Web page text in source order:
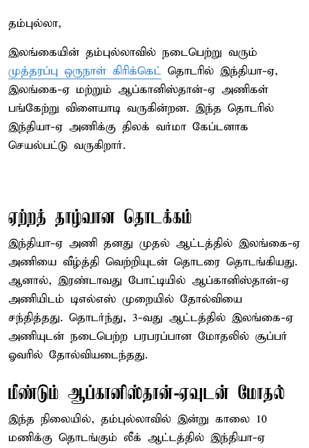
தம்புல்லா,
இலங்கையின் தம்புல்லாவில் நடைபெற்று வரும்
முத்தரப்பு ஒருநாள் கிரிக்கெட் தொடரில் இந்தியா-ஏ,
இலங்கை-ஏ மற்றும் ஆப்கானிஸ்தான்-ஏ அணிகள்
பங்கேற்று விளையாடி வருகின்றன. இந்த தொடரில்
இந்தியா-ஏ அணிக்கு திலக் வர்மா கேப்டனாக
செயல்பட்டு வருகிறார்.
ஏற்றத் தாழ்வான தொடக்கம்
இந்தியா-ஏ அணி தனது முதல் ஆட்டத்தில் இலங்கை-ஏ
அணியை வீழ்த்தி வெற்றியுடன் தொடரை தொடங்கியது.
ஆனால், இரண்டாவது போட்டியில் ஆப்கானிஸ்தான்-ஏ
அணியிடம் டிஎல்எஸ் முறையில் தோல்வியை
சந்தித்தது. தொடர்ந்து, 3-வது ஆட்டத்தில் இலங்கை-ஏ
அணியுடன் நடைபெற்ற பரபரப்பான மோதலில் சூப்பர்
ஓவரில் தோல்வியடைந்தது.
மீண்டும் ஆப்கானிஸ்தான்-ஏவுடன் மோதல்
இந்த நிலையில், தம்புல்லாவில் இன்று காலை 10
மணிக்கு தொடங்கும் லீக் ஆட்டத்தில் இந்தியா-ஏ